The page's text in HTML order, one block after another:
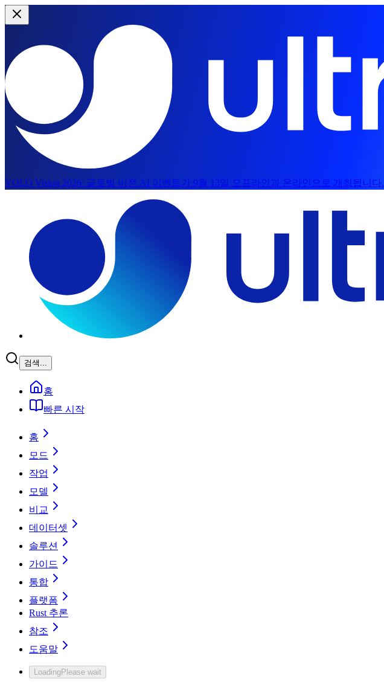
YOLO Vision 2026: 글로벌 비전 AI 이벤트가 9월 13일 오프라인과 온라인으로 개최됩니다.
검색...
홈
빠른 시작
홈
모드
작업
모델
비교
데이터셋
솔루션
가이드
통합
플랫폼
Rust 추론
참조
도움말
LoadingPlease wait